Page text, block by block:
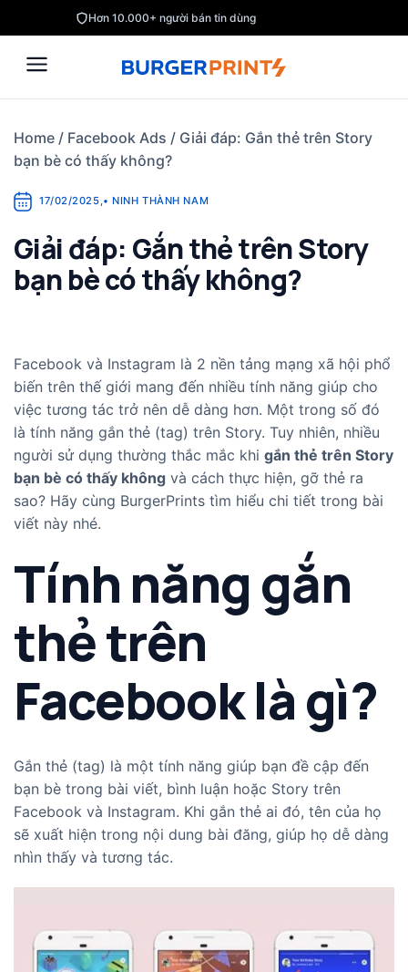
to
content
Hơn 10.000+ người bán tin dùng
Home / Facebook Ads / Giải đáp: Gắn thẻ trên Story
bạn bè có thấy không?
17/02/2025,• NINH THÀNH NAM
Giải đáp: Gắn thẻ trên Story
bạn bè có thấy không?
Facebook và Instagram là 2 nền tảng mạng xã hội phổ
biến trên thế giới mang đến nhiều tính năng giúp cho
việc tương tác trở nên dễ dàng hơn. Một trong số đó
là tính năng gắn thẻ (tag) trên Story. Tuy nhiên, nhiều
người sử dụng thường thắc mắc khi gắn thẻ trên Story
bạn bè có thấy không và cách thực hiện, gỡ thẻ ra
sao? Hãy cùng BurgerPrints tìm hiểu chi tiết trong bài
viết này nhé.
Tính năng gắn
thẻ trên
Facebook là gì?
Gắn thẻ (tag) là một tính năng giúp bạn đề cập đến
bạn bè trong bài viết, bình luận hoặc Story trên
Facebook và Instagram. Khi gắn thẻ ai đó, tên của họ
sẽ xuất hiện trong nội dung bài đăng, giúp họ dễ dàng
nhìn thấy và tương tác.